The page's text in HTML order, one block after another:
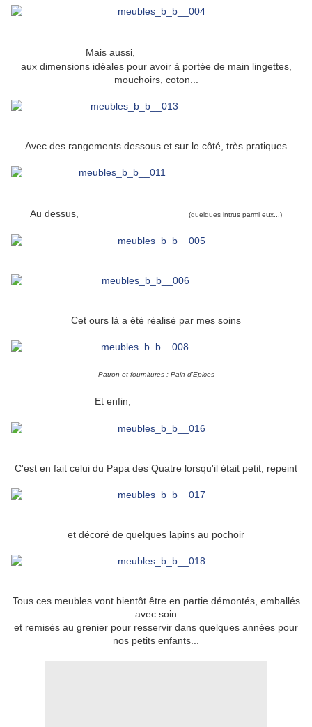
Mais aussi,
aux dimensions idéales pour avoir à portée de main lingettes,
mouchoirs, coton...
Avec des rangements dessous et sur le côté, très pratiques
Au dessus, (quelques intrus parmi eux...)
Cet ours là a été réalisé par mes soins
Patron et fournitures : Pain d'Epices
Et enfin,
C'est en fait celui du Papa des Quatre lorsqu'il était petit, repeint
et décoré de quelques lapins au pochoir
Tous ces meubles vont bientôt être en partie démontés, emballés
avec soin
et remisés au grenier pour resservir dans quelques années pour
nos petits enfants...